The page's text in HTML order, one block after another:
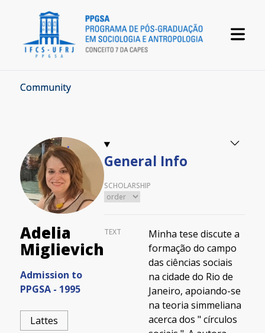
Community
Adelia
Miglievich
Admission to
PPGSA - 1995
Lattes
General Info
SCHOLARSHIP
TEXT
Minha tese discute a
formação do campo
das ciências sociais
na cidade do Rio de
Janeiro, apoiando-se
na teoria simmeliana
acerca dos " círculos